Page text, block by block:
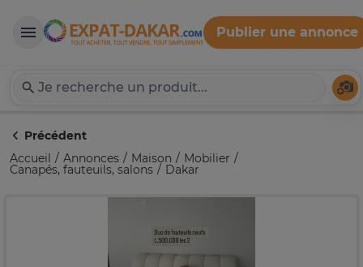
Expat-Dakar
Publier une annonce
Précédent
Accueil
Annonces Maison Mobilier
Canapés, fauteuils, salons Dakar